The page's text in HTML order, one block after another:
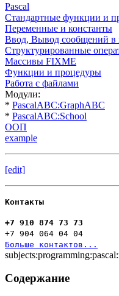
Pascal
Стандартные функции и
Переменные и константы
Ввод, Вывод сообщений в
Структурированные
Массивы FIXME
Функции и процедуры
Работа с файлами
Модули:
* PascalABC:GraphABC
* PascalABC:School
ООП
example
[edit]
Контакты
+7 910 874 73 73
+7 904 064 04 04
Больше контактов...
Содержание